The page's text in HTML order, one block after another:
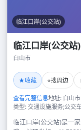
临江口岸(公交站)
临江口岸(公交站)
白山市
★收藏 ⌖搜周边
查看完整信息地址: 白山
类型: 交通设施服务;公交
临江口岸(公交站)是一